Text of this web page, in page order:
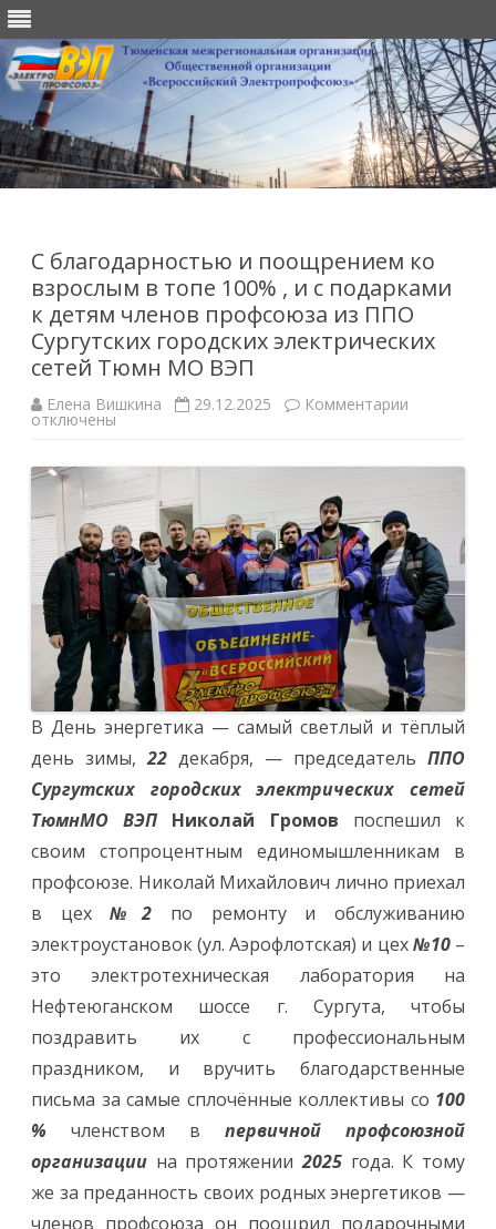
С благодарностью и поощрением ко
взрослым в топе 100% , и с подарками
к детям членов профсоюза из ППО
Сургутских городских электрических
сетей Тюмн МО ВЭП
Елена Вишкина 29.12.2025 Комментарии
и
в
топе
100%
,
и
с
подарками
к
детям
членов
профсоюза
из
ППО
Сургутских
Тюмн
ВЭП
отключены
В День энергетика — самый светлый и тёплый
день зимы,22 декабря, — председатель ППО
Сургутских городских электрических сетей
ТюмнМО ВЭП
Николай Громов поспешил к
своим стопроцентным единомышленникам в
профсоюзе. Николай Михайлович лично приехал
в цех№2 по ремонту и обслуживанию
электроустановок (ул. Аэрофлотская) и цех№10–
это электротехническая лаборатория на
Нефтеюганском шоссе г. Сургута, чтобы
поздравить их с профессиональным
праздником, и вручить благодарственные
письма за самые сплочённые коллективы со 100
% членством в первичной профсоюзной
организации на протяжении2025 года. К тому
же за преданность своих родных энергетиков —
членов профсоюза он поощрил подарочными